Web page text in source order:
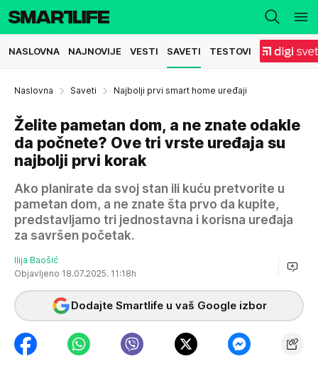
NASLOVNA NAJNOVIJE VESTI SAVETI TESTOVI
Naslovna Saveti Najbolji prvi smart home uređaji
Želite pametan dom, a ne znate odakle
da počnete? Ove tri vrste uređaja su
najbolji prvi korak
Ako planirate da svoj stan ili kuću pretvorite u
pametan dom, a ne znate šta prvo da kupite,
predstavljamo tri jednostavna i korisna uređaja
za savršen početak.
Ilija Baošić
Objavljeno 18.07.2025. 11:18h
Dodajte Smartlife u vaš Google izbor